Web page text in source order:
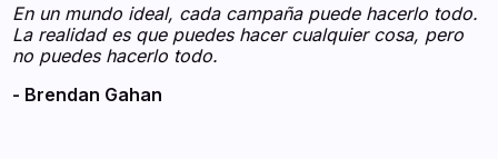
En un mundo ideal, cada campaña puede hacerlo todo.
La realidad es que puedes hacer cualquier cosa, pero
no puedes hacerlo todo.
- Brendan Gahan